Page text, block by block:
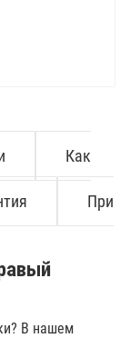
Как
При
В нашем